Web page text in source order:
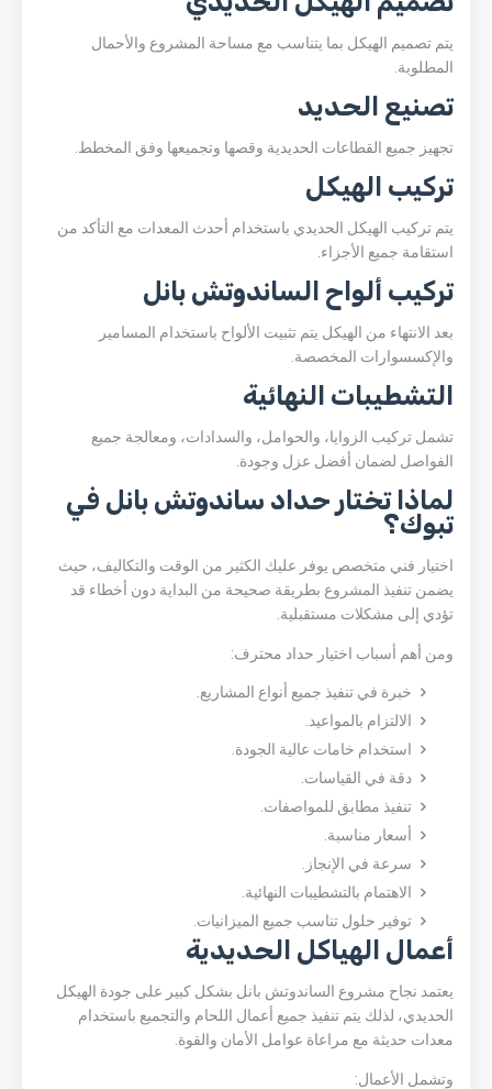
يتم تصميم الهيكل بما يتناسب مع مساحة المشروع والأحمال
المطلوبة.
تصنيع الحديد
تجهيز جميع القطاعات الحديدية وقصها وتجميعها وفق المخطط.
تركيب الهيكل
يتم تركيب الهيكل الحديدي باستخدام أحدث المعدات مع التأكد من
استقامة جميع الأجزاء.
تركيب ألواح الساندوتش بانل
بعد الانتهاء من الهيكل يتم تثبيت الألواح باستخدام المسامير
والإكسسوارات المخصصة.
التشطيبات النهائية
تشمل تركيب الزوايا، والحوامل، والسدادات، ومعالجة جميع
الفواصل لضمان أفضل عزل وجودة.
لماذا تختار حداد ساندوتش بانل في
تبوك؟
اختيار فني متخصص يوفر عليك الكثير من الوقت والتكاليف، حيث
يضمن تنفيذ المشروع بطريقة صحيحة من البداية دون أخطاء قد
تؤدي إلى مشكلات مستقبلية.
ومن أهم أسباب اختيار حداد محترف:
خبرة في تنفيذ جميع أنواع المشاريع.
الالتزام بالمواعيد.
استخدام خامات عالية الجودة.
دقة في القياسات.
تنفيذ مطابق للمواصفات.
أسعار مناسبة.
سرعة في الإنجاز.
الاهتمام بالتشطيبات النهائية.
توفير حلول تناسب جميع الميزانيات.
أعمال الهياكل الحديدية
يعتمد نجاح مشروع الساندوتش بانل بشكل كبير على جودة الهيكل
الحديدي، لذلك يتم تنفيذ جميع أعمال اللحام والتجميع باستخدام
معدات حديثة مع مراعاة عوامل الأمان والقوة.
وتشمل الأعمال: